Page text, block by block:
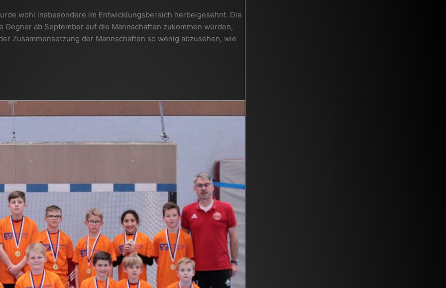
wohl insbesondere im Entwicklungsbereich herbeigesehnt. Die
ab September auf die Mannschaften zukommen würden,
Zusammensetzung der Mannschaften so wenig abzusehen, wie